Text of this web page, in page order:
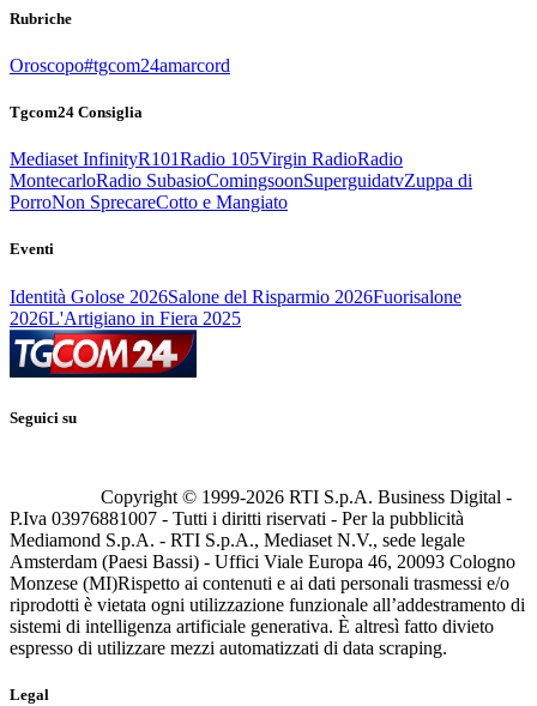
Rubriche
Oroscopo#tgcom24amarcord
Tgcom24 Consiglia
Mediaset InfinityR101Radio 105Virgin RadioRadio
MontecarloRadio SubasioComingsoonSuperguidatvZuppa di
PorroNon SprecareCotto e Mangiato
Eventi
Identità Golose 2026Salone del Risparmio 2026Fuorisalone
2026L'Artigiano in Fiera 2025
Seguici su
Copyright © 1999-2026 RTI S.p.A. Business Digital -
P.Iva 03976881007 - Tutti i diritti riservati - Per la pubblicità
Mediamond S.p.A. - RTI S.p.A., Mediaset N.V., sede legale
Amsterdam (Paesi Bassi) - Uffici Viale Europa 46, 20093 Cologno
Monzese (MI)Rispetto ai contenuti e ai dati personali trasmessi e/o
riprodotti è vietata ogni utilizzazione funzionale all’addestramento di
sistemi di intelligenza artificiale generativa. È altresì fatto divieto
espresso di utilizzare mezzi automatizzati di data scraping.
Legal